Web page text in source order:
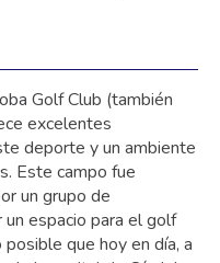
Golf Club (también
excelentes
deporte y un ambiente
Este campo fue
un grupo de
espacio para el golf
posible que hoy en día, a